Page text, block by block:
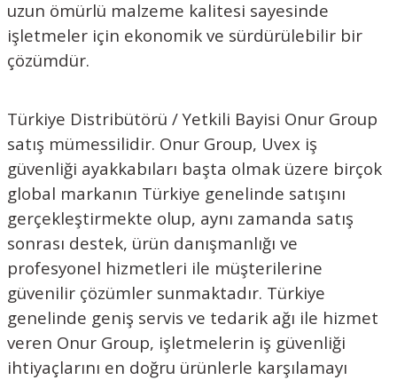
uzun ömürlü malzeme kalitesi sayesinde
işletmeler için ekonomik ve sürdürülebilir bir
çözümdür.
Türkiye Distribütörü / Yetkili Bayisi Onur Group
satış mümessilidir. Onur Group, Uvex iş
güvenliği ayakkabıları başta olmak üzere birçok
global markanın Türkiye genelinde satışını
gerçekleştirmekte olup, aynı zamanda satış
sonrası destek, ürün danışmanlığı ve
profesyonel hizmetleri ile müşterilerine
güvenilir çözümler sunmaktadır. Türkiye
genelinde geniş servis ve tedarik ağı ile hizmet
veren Onur Group, işletmelerin iş güvenliği
ihtiyaçlarını en doğru ürünlerle karşılamayı